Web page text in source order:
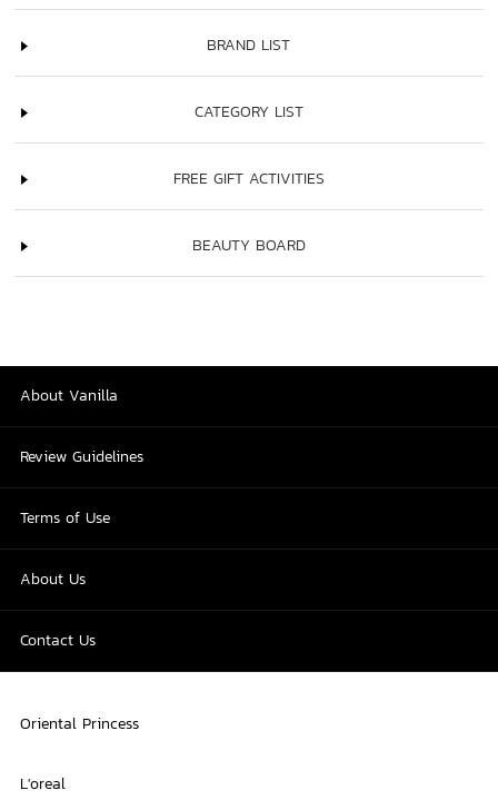
BRAND LIST
CATEGORY LIST
FREE GIFT ACTIVITIES
BEAUTY BOARD
About Vanilla
Review Guidelines
Terms of Use
About Us
Contact Us
Oriental Princess
L'oreal